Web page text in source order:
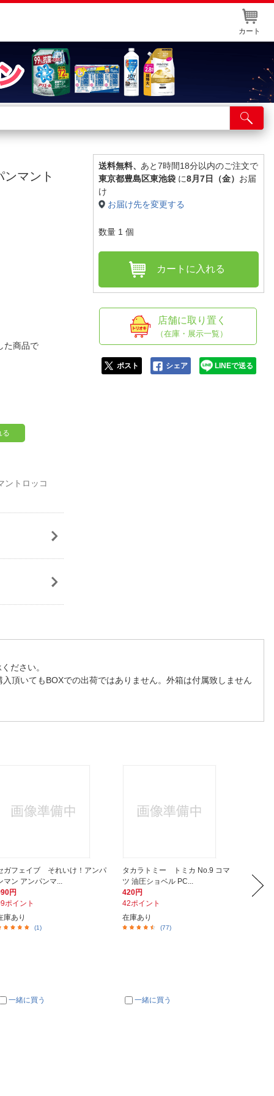
カート
舗サービス
ト取り置き
情報・店舗一覧
マント
た商品で
る
ントロッコ
送料無料、 あと7時間18分以内のご注文で
東京都豊島区東池袋 に8月7日（金） お届
け
お届け先を変更する
数量 1 個
カートに入れる
店舗に取り置く
（在庫・展示一覧）
ポスト シェア LINEで送る
ださい。
頂いてもBOXでの出荷ではありません。外箱は付属致しません
ガフェイブ それいけ！アンパ
マン アンパンマ...
円
ポイント
庫あり
(1)
一緒に買う
タカラトミー トミカ No.9 コマ
ツ 油圧ショベル PC...
420円
42ポイント
在庫あり
(77)
一緒に買う
ヨタ
418円